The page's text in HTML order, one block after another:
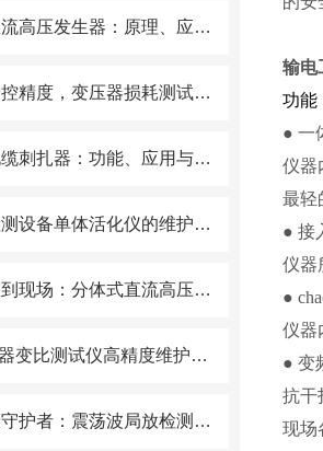
智能型直流高压发生器：原理、应用与优势
规范养护控精度，变压器损耗测试仪保养指南
便携式电缆刺扎器：功能、应用与优势
蓄电池检测设备单体活化仪的维护如何进行
从实验室到现场：分体式直流高压发生器——电力检测领域的新宠
JYT变压器变比测试仪高精度维护方案
电缆健康守护者：震荡波局放检测装置揭秘
输电
功能
● 一
仪器
最轻
● 接
仪器
●
仪器
● 变
抗干
现场